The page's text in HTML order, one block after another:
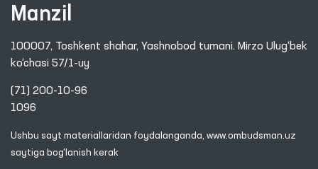
Manzil
100007, Toshkent shahar, Yashnobod tumani. Mirzo Ulug‘bek
ko‘chasi 57/1-uy
(71) 200-10-96
1096
Ushbu sayt materiallaridan foydalanganda, www.ombudsman.uz
saytiga bog'lanish kerak